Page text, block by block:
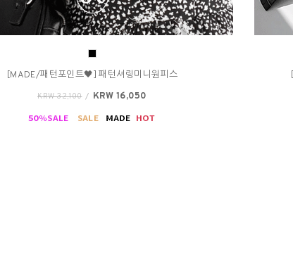
[MADE/패턴포인트🖤] 패턴셔링미니원피스
KRW 32,100 / KRW 16,050